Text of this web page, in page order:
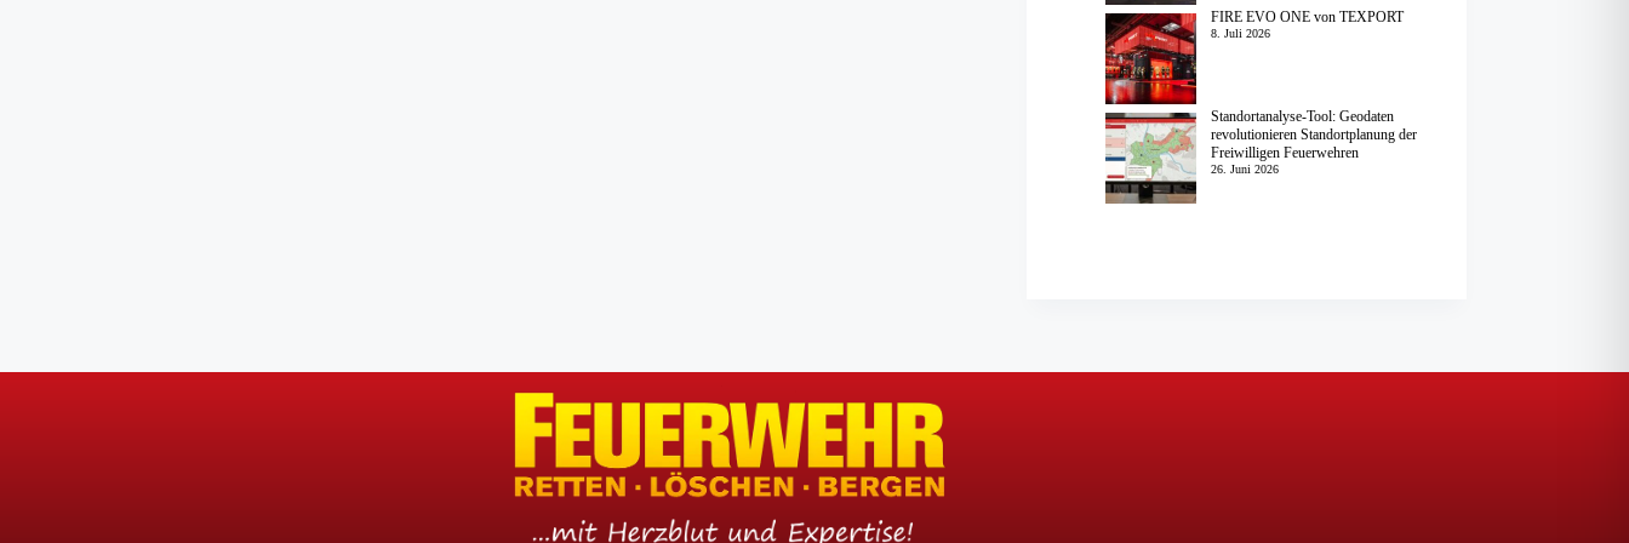
FIRE EVO ONE von TEXPORT
8. Juli 2026
Standortanalyse-Tool: Geodaten
revolutionieren Standortplanung der
Freiwilligen Feuerwehren
26. Juni 2026